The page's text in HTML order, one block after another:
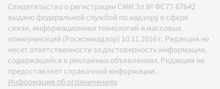
Свидетельство о регистрации СМИ Эл № ФС77-67642
выдано федеральной службой по надзору в сфере
связи, информационных технологий и массовых
коммуникаций (Роскомнадзор) 10.11.2016 г. Редакция не
несет ответственности за достоверность информации,
содержащейся в рекламных объявлениях. Редакция не
предоставляет справочной информации.
Информация об ограничениях